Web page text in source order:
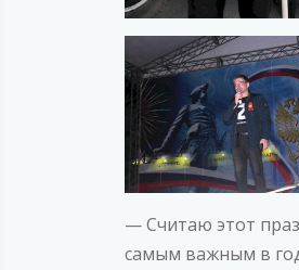
— Считаю этот
самым важным в